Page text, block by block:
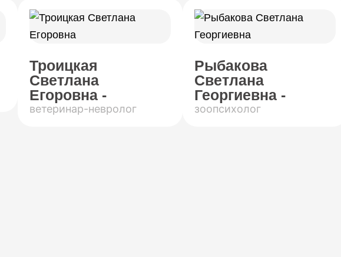
Троицкая
Светлана
Егоровна -
ветеринар-невролог
Рыбакова
Светлана
Георгиевна -
зоопсихолог